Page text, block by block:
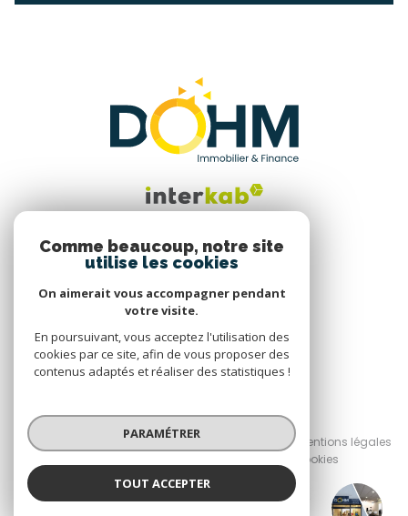
DOHM Chambery
Nous suivre
© 2026 | Tous droits réservés
Nos honoraires
Nos partenaires
Mentions légales
Cookies
Comme beaucoup, notre site
utilise les cookies
On aimerait vous accompagner pendant
votre visite.
En poursuivant, vous acceptez l'utilisation des
cookies par ce site, afin de vous proposer des
contenus adaptés et réaliser des statistiques !
PARAMÉTRER
TOUT ACCEPTER